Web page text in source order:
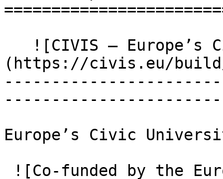
(https://civis.eu/build/
Europe’s Civic